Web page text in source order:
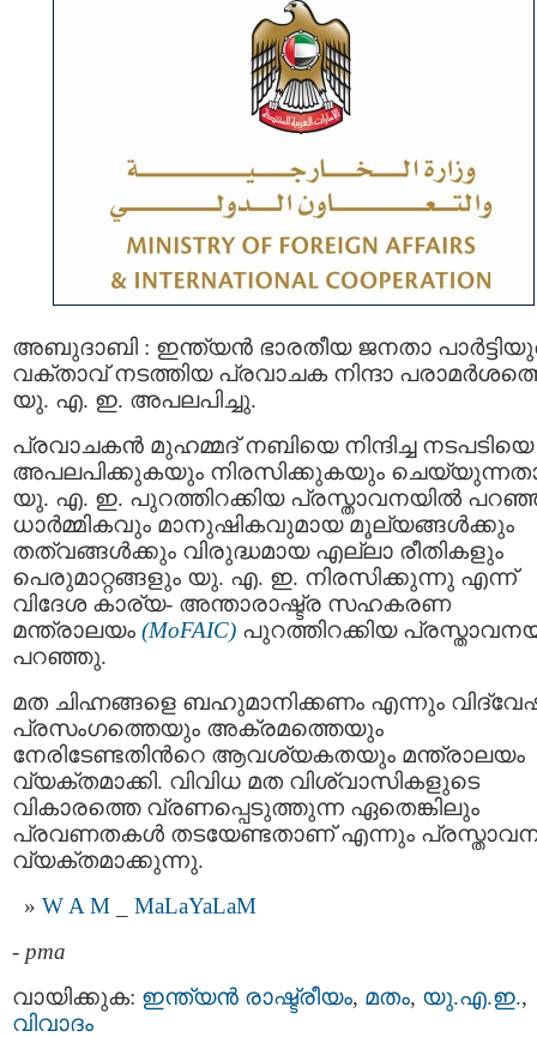
അബുദാബി : ഇന്ത്യൻ ഭാരതീയ ജനതാ
വക്താവ് നടത്തിയ പ്രവാചക നിന്ദാ
യു. എ. ഇ. അപലപിച്ചു.
പ്രവാചകൻ മുഹമ്മദ് നബിയെ നിന്ദിച്ച നടപടിയെ
അപലപിക്കുകയും നിരസിക്കുകയും
യു. എ. ഇ. പുറത്തിറക്കിയ പ്രസ്താവനയിൽ
ധാർമ്മികവും മാനുഷികവുമായ മൂല്യങ്ങൾക്കും
തത്വങ്ങൾക്കും വിരുദ്ധമായ എല്ലാ രീതികളും
പെരുമാറ്റങ്ങളും യു. എ. ഇ. നിരസിക്കുന്നു എന്ന്
വിദേശ കാര്യ- അന്താരാഷ്ട്ര സഹകരണ
മന്ത്രാലയം (MoFAIC) പുറത്തിറക്കിയ
പറഞ്ഞു.
മത ചിഹ്നങ്ങളെ ബഹുമാനിക്കണം എന്നും
പ്രസംഗത്തെയും അക്രമത്തെയും
നേരിടേണ്ടതിന്‍റെ ആവശ്യകതയും മന്ത്രാലയം
വ്യക്തമാക്കി. വിവിധ മത വിശ്വാസികളുടെ
വികാരത്തെ വ്രണപ്പെടുത്തുന്ന ഏതെങ്കിലും
പ്രവണതകൾ തടയേണ്ടതാണ് എന്നും
വ്യക്തമാക്കുന്നു.
W A M
MaLaYaLaM
- pma
വായിക്കുക: ഇന്ത്യന്‍ രാഷ്ട്രീയം, മതം, യു.എ.ഇ.,
വിവാദം